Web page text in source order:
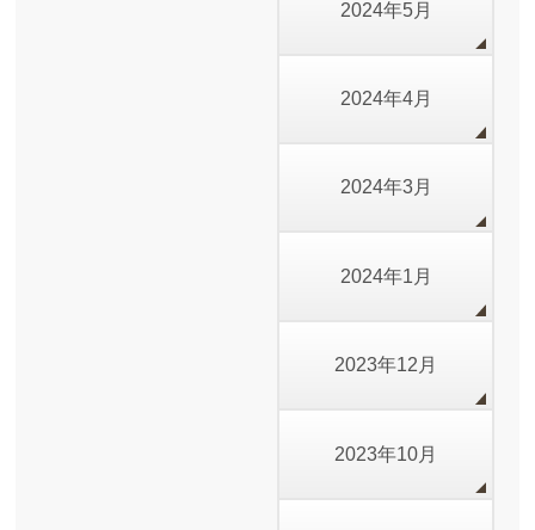
2024年5月
2024年4月
2024年3月
2024年1月
2023年12月
2023年10月